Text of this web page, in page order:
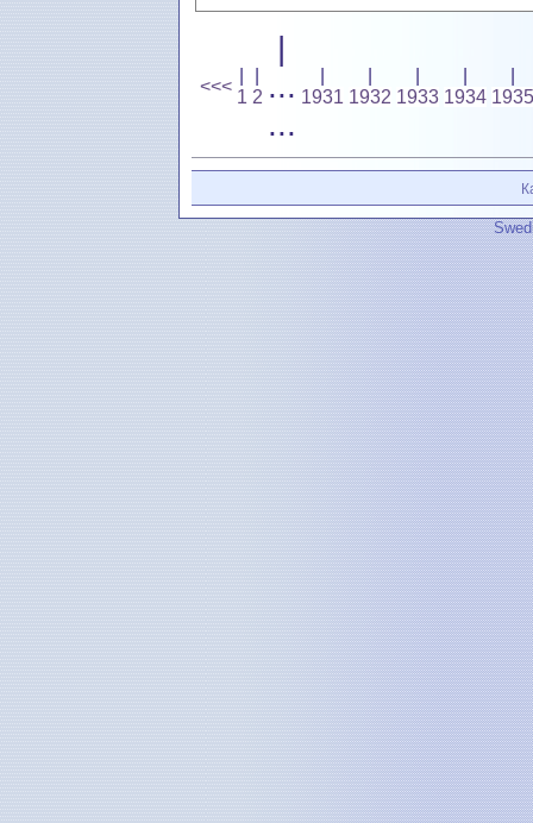
<<<
1 2
|
...
...
1931 1932 1933 1934 1935